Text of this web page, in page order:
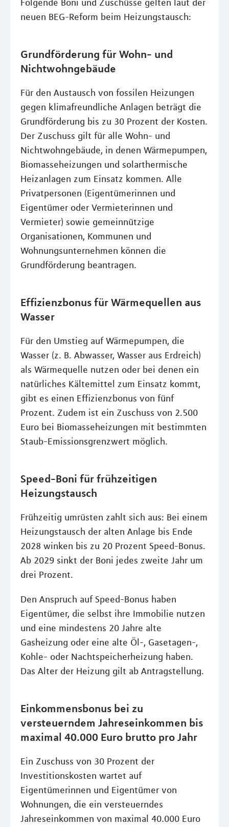
Folgende Boni und Zuschüsse gelten laut der
neuen BEG-Reform beim Heizungstausch:
Grundförderung für Wohn- und
Nichtwohngebäude
Für den Austausch von fossilen Heizungen
gegen klimafreundliche Anlagen beträgt die
Grundförderung bis zu 30 Prozent der Kosten.
Der Zuschuss gilt für alle Wohn- und
Nichtwohngebäude, in denen Wärmepumpen,
Biomasseheizungen und solarthermische
Heizanlagen zum Einsatz kommen. Alle
Privatpersonen (Eigentümerinnen und
Eigentümer oder Vermieterinnen und
Vermieter) sowie gemeinnützige
Organisationen, Kommunen und
Wohnungsunternehmen können die
Grundförderung beantragen.
Effizienzbonus für Wärmequellen aus
Wasser
Für den Umstieg auf Wärmepumpen, die
Wasser (z. B. Abwasser, Wasser aus Erdreich)
als Wärmequelle nutzen oder bei denen ein
natürliches Kältemittel zum Einsatz kommt,
gibt es einen Effizienzbonus von fünf
Prozent. Zudem ist ein Zuschuss von 2.500
Euro bei Biomasseheizungen mit bestimmten
Staub-Emissionsgrenzwert möglich.
Speed-Boni für frühzeitigen
Heizungstausch
Frühzeitig umrüsten zahlt sich aus: Bei einem
Heizungstausch der alten Anlage bis Ende
2028 winken bis zu 20 Prozent Speed-Bonus.
Ab 2029 sinkt der Boni jedes zweite Jahr um
drei Prozent.
Den Anspruch auf Speed-Bonus haben
Eigentümer, die selbst ihre Immobilie nutzen
und eine mindestens 20 Jahre alte
Gasheizung oder eine alte Öl-, Gasetagen-,
Kohle- oder Nachtspeicherheizung haben.
Das Alter der Heizung gilt ab Antragstellung.
Einkommensbonus bei zu
versteuerndem Jahreseinkommen bis
maximal 40.000 Euro brutto pro Jahr
Ein Zuschuss von 30 Prozent der
Investitionskosten wartet auf
Eigentümerinnen und Eigentümer von
Wohnungen, die ein versteuerndes
Jahreseinkommen von maximal 40.000 Euro